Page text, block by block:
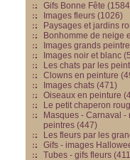
Gifs Bonne Fête
Images fleurs (1026)
Paysages et jardins
Bonhomme de neige
Images grands
Images noir et blanc
Les chats par les
Clowns en peinture
Images chats (471)
Oiseaux en peinture
Le petit chaperon
Masques - Carnaval
peintres (447)
Les fleurs par les
Gifs - images
Tubes - gifs fleurs